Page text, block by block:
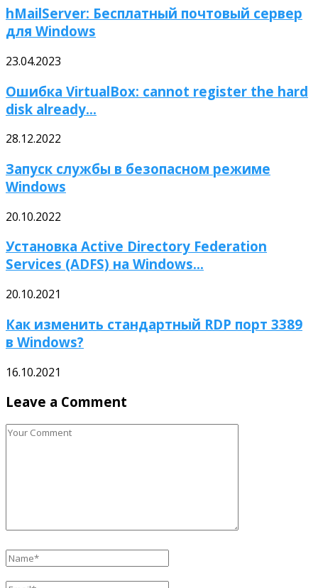
hMailServer: Бесплатный почтовый сервер
для Windows
23.04.2023
Ошибка VirtualBox: cannot register the hard
disk already...
28.12.2022
Запуск службы в безопасном режиме
Windows
20.10.2022
Установка Active Directory Federation
Services (ADFS) на Windows...
20.10.2021
Как изменить стандартный RDP порт 3389
в Windows?
16.10.2021
Leave a Comment